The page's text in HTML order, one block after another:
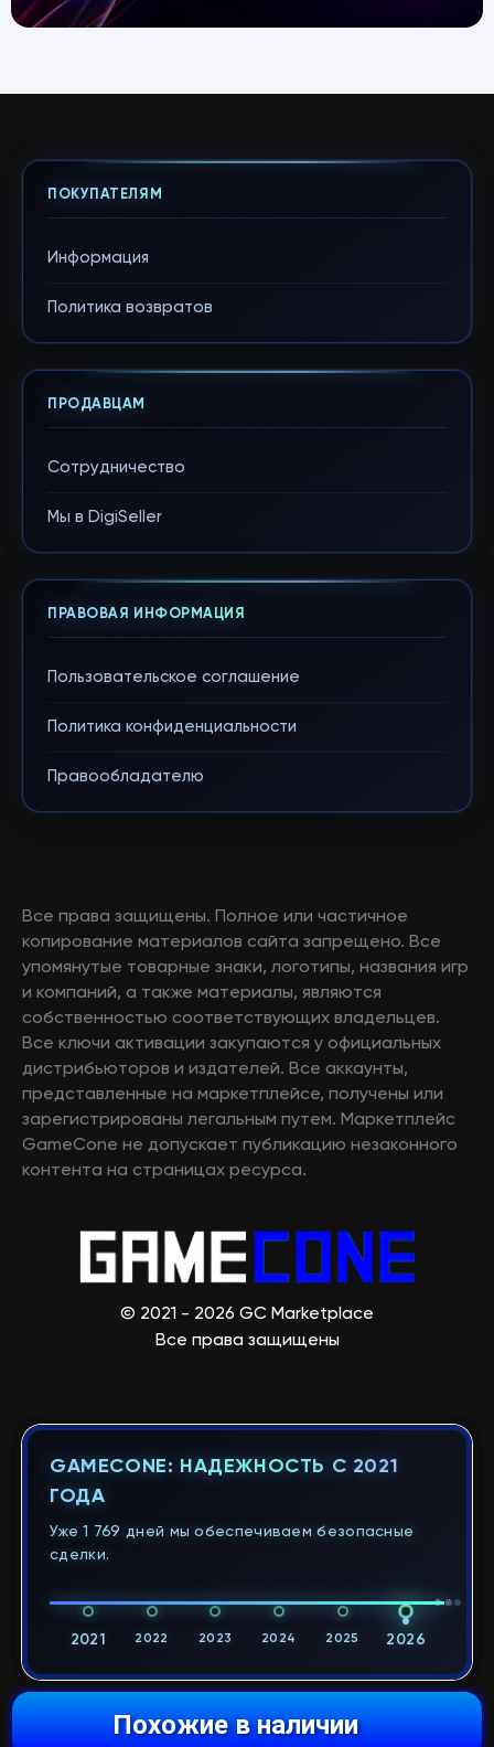
Похожие в наличии
ПОКУПАТЕЛЯМ
Информация
Политика возвратов
ПРОДАВЦАМ
Сотрудничество
Мы в DigiSeller
ПРАВОВАЯ ИНФОРМАЦИЯ
Пользовательское соглашение
Политика конфиденциальности
Правообладателю
Все права защищены. Полное или частичное
копирование материалов сайта запрещено. Все
упомянутые товарные знаки, логотипы, названия игр
и компаний, а также материалы, являются
собственностью соответствующих владельцев.
Все ключи активации закупаются у официальных
дистрибьюторов и издателей. Все аккаунты,
представленные на маркетплейсе, получены или
зарегистрированы легальным путем. Маркетплейс
GameCone не допускает публикацию незаконного
контента на страницах ресурса.
© 2021 - 2026 GC Marketplace
Все права защищены
GAMECONE: НАДЕЖНОСТЬ С 2021
ГОДА
Уже 1 769 дней мы обеспечиваем безопасные
сделки.
2021 2022 2023 2024 2025 2026